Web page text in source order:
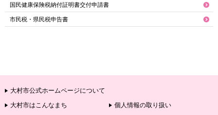
国民健康保険税納付証明書交付申請書
市民税・県民税申告書
大村市公式ホームページについて
大村市はこんなまち
個人情報の取り扱い